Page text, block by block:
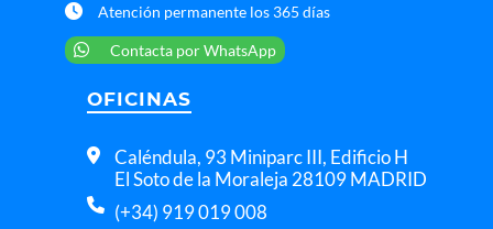
Atención permanente los 365 días
Contacta por WhatsApp
OFICINAS
Caléndula, 93 Miniparc III, Edificio H
El Soto de la Moraleja 28109 MADRID
(+34) 919 019 008